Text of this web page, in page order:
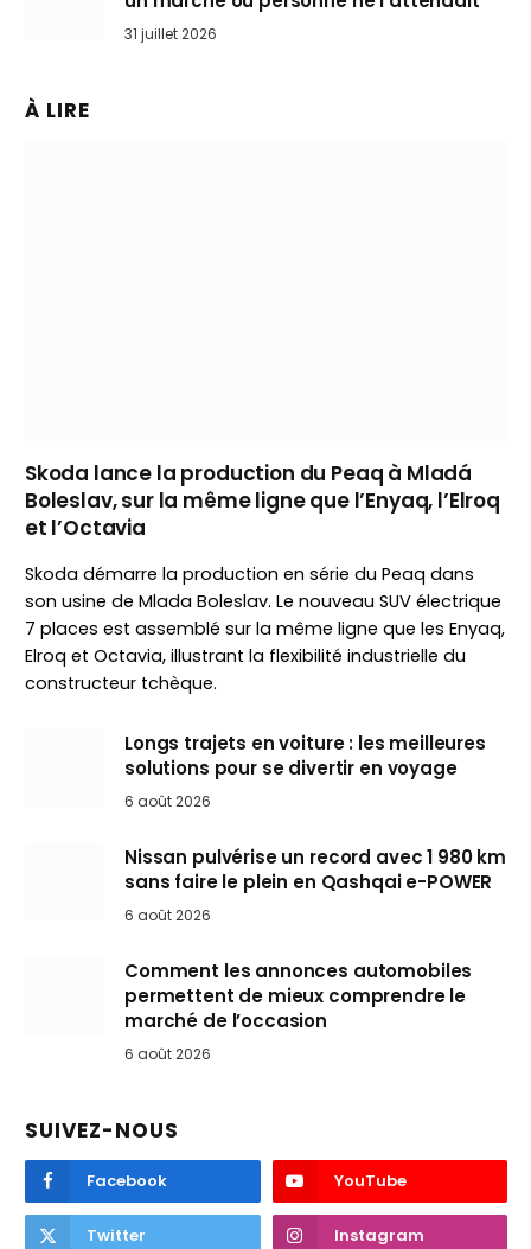
31 juillet 2026
À LIRE
Skoda lance la production du Peaq à Mladá
Boleslav, sur la même ligne que l’Enyaq, l’Elroq
et l’Octavia
Skoda démarre la production en série du Peaq dans
son usine de Mlada Boleslav. Le nouveau SUV électrique
7 places est assemblé sur la même ligne que les Enyaq,
Elroq et Octavia, illustrant la flexibilité industrielle du
constructeur tchèque.
Longs trajets en voiture : les meilleures
solutions pour se divertir en voyage
6 août 2026
Nissan pulvérise un record avec 1 980 km
sans faire le plein en Qashqai e-POWER
6 août 2026
Comment les annonces automobiles
permettent de mieux comprendre le
marché de l’occasion
6 août 2026
SUIVEZ-NOUS
Facebook YouTube
Twitter Instagram